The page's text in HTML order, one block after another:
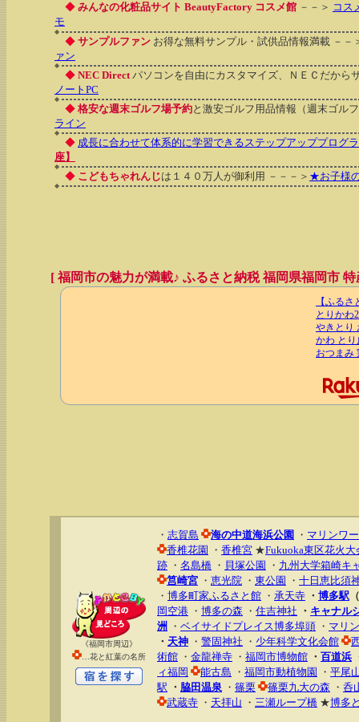
◆ みんなの化粧品サイト BeautyFactory コスメ館 －－＞ コス
モ
◆ サンプルファン お得な無料サンプル・試供品情報満載 －－
ァン
◆ NEC Directパソコンを自由にカスタマイズ、ＮＥＣだから
ノートPC
◆ 格安な週末ゴルフ場予約と激安ゴルフ用品情報（週末ゴル
ライン
◆ 成長に合わせて体系的に学習できるステップアッププログ
座】
◆ こどもちゃれんじは１４０万人が御利用 －－－＞ ★お子様
[ 福岡市の魅力が満載♪ ふるさと納税 福岡県福岡市
【ふる
とりかわ
やきとり
かわ とり
おつまみ
《福岡市周辺》
…花と紅葉の名所
・ 志賀島 海の中道海浜公園 ・ マリンワ
香椎花園
・ 香椎宮 ★Fukuoka東区花火大
跡 ・ 名島橋 ・ 貝塚公園 ・ 九州大学箱崎キ
筥崎宮 ・ 恵光院 ・ 東公園 ・ 十日恵比須
・ 博多町家ふるさと館 ・ 承天寺 ・ 博多駅
岡空港 ・ 博多の森 ・ 住吉神社 ・ キャナル
洲
・ ベイサイドプレイス博多埠頭 ・ マリ
・ 天神 ・ 警固神社 ・ 少年科学文化会館
術館 ・ 金龍禅寺 ・ 福岡市博物館 ・ 百道浜
ィ福岡
能古島 ・ 福岡市動植物園 ・ 平尾
駅 ・ 脇田温泉 ・ 篠栗 篠栗九大の森 ・ 呑
武蔵寺 ・ 天拝山 ・ 三瀬ループ橋 ★博多